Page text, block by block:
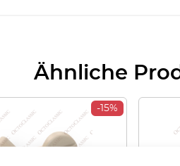
Ähnliche
-15%